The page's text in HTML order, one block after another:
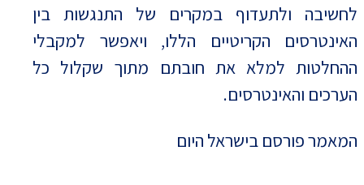
לחשיבה ולתעדוף במקרים של התנגשות בין
האינטרסים הקריטיים הללו, ויאפשר למקבלי
ההחלטות למלא את חובתם מתוך שקלול כל
הערכים והאינטרסים.
המאמר פורסם בישראל היום